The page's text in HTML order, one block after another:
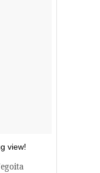
view!